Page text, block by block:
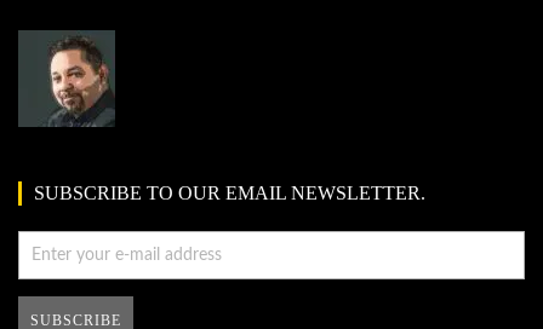
SUBSCRIBE TO OUR EMAIL NEWSLETTER.